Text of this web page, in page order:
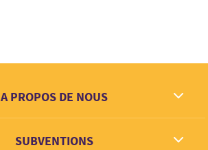
A PROPOS DE NOUS
Contact
SUBVENTIONS